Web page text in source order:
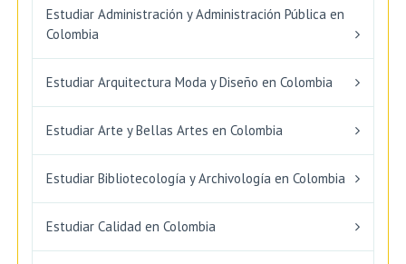
Estudiar Administración y Administración Pública en
Colombia
Estudiar Arquitectura Moda y Diseño en Colombia
Estudiar Arte y Bellas Artes en Colombia
Estudiar Bibliotecología y Archivología en Colombia
Estudiar Calidad en Colombia